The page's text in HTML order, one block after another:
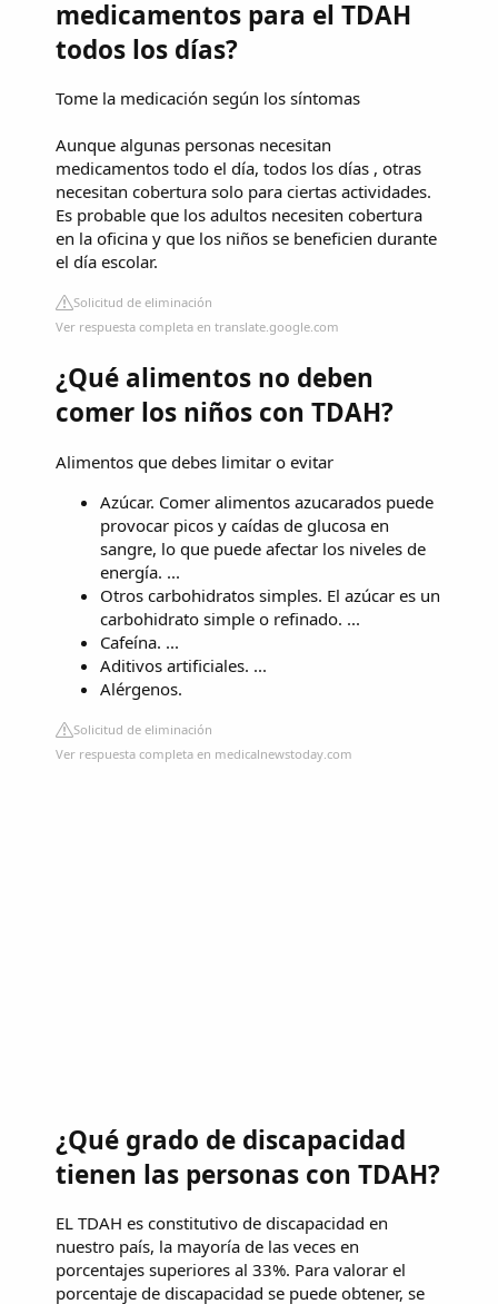
medicamentos para el TDAH
todos los días?
Tome la medicación según los síntomas
Aunque algunas personas necesitan
medicamentos todo el día, todos los días , otras
necesitan cobertura solo para ciertas actividades.
Es probable que los adultos necesiten cobertura
en la oficina y que los niños se beneficien durante
el día escolar.
Solicitud de eliminación
Ver respuesta completa en translate.google.com
¿Qué alimentos no deben
comer los niños con TDAH?
Alimentos que debes limitar o evitar
Azúcar. Comer alimentos azucarados puede
provocar picos y caídas de glucosa en
sangre, lo que puede afectar los niveles de
energía. ...
Otros carbohidratos simples. El azúcar es un
carbohidrato simple o refinado. ...
Cafeína. ...
Aditivos artificiales. ...
Alérgenos.
Solicitud de eliminación
Ver respuesta completa en medicalnewstoday.com
¿Qué grado de discapacidad
tienen las personas con TDAH?
EL TDAH es constitutivo de discapacidad en
nuestro país, la mayoría de las veces en
porcentajes superiores al 33%. Para valorar el
porcentaje de discapacidad se puede obtener, se